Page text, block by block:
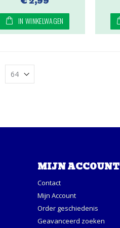
IN WINKELWAGEN
MIJN ACCOUNT
Contact
Mijn Account
Order geschiedenis
Geavanceerd zoeken